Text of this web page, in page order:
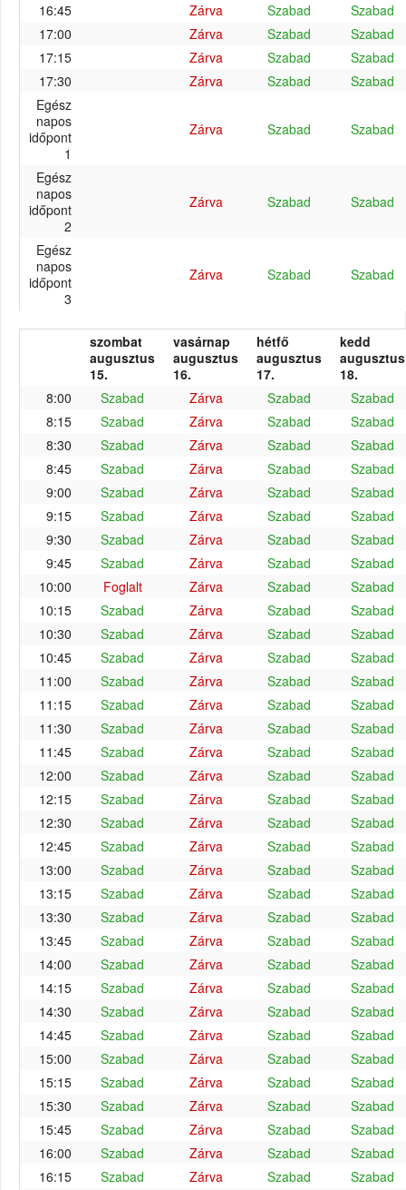
16:45
Zárva Szabad
Szabad
17:00
Zárva Szabad
Szabad
17:15
Zárva Szabad
Szabad
17:30
Zárva Szabad
Szabad
Egész
napos
időpont
1
Zárva Szabad Szabad
Egész
napos
időpont
2
Zárva Szabad Szabad
Egész
napos
időpont
3
Zárva Szabad Szabad
szombat
augusztus
15.
vasárnap
augusztus
16.
hétfő
augusztus
17.
kedd
augusztus
18.
8:00
Szabad Zárva Szabad
Szabad
8:15
Szabad Zárva Szabad
Szabad
8:30
Szabad Zárva Szabad
Szabad
8:45
Szabad Zárva Szabad
Szabad
9:00
Szabad Zárva Szabad
Szabad
9:15
Szabad Zárva Szabad
Szabad
9:30
Szabad Zárva Szabad
Szabad
9:45
Szabad Zárva Szabad
Szabad
10:00
Foglalt Zárva Szabad
Szabad
10:15
Szabad Zárva Szabad
Szabad
10:30
Szabad Zárva Szabad
Szabad
10:45
Szabad Zárva Szabad
Szabad
11:00
Szabad Zárva Szabad
Szabad
11:15
Szabad Zárva Szabad
Szabad
11:30
Szabad Zárva Szabad
Szabad
11:45
Szabad Zárva Szabad
Szabad
12:00
Szabad Zárva Szabad
Szabad
12:15
Szabad Zárva Szabad
Szabad
12:30
Szabad Zárva Szabad
Szabad
12:45
Szabad Zárva Szabad
Szabad
13:00
Szabad Zárva Szabad
Szabad
13:15
Szabad Zárva Szabad
Szabad
13:30
Szabad Zárva Szabad
Szabad
13:45
Szabad Zárva Szabad
Szabad
14:00
Szabad Zárva Szabad
Szabad
14:15
Szabad Zárva Szabad
Szabad
14:30
Szabad Zárva Szabad
Szabad
14:45
Szabad Zárva Szabad
Szabad
15:00
Szabad Zárva Szabad
Szabad
15:15
Szabad Zárva Szabad
Szabad
15:30
Szabad Zárva Szabad
Szabad
15:45
Szabad Zárva Szabad
Szabad
16:00
Szabad Zárva Szabad
Szabad
16:15
Szabad Zárva Szabad Szabad